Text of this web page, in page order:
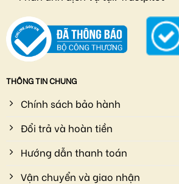
THÔNG TIN CHUNG
Chính sách bảo hành
Đổi trả và hoàn tiền
Hướng dẫn thanh toán
Vận chuyển và giao nhận